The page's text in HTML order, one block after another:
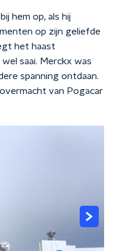
hem op, als hij
op zijn geliefde
het haast
saai. Merckx was
spanning ontdaan.
van Pogacar